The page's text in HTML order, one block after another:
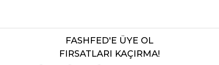
FASHFED'E ÜYE OL
FIRSATLARI KAÇIRMA!